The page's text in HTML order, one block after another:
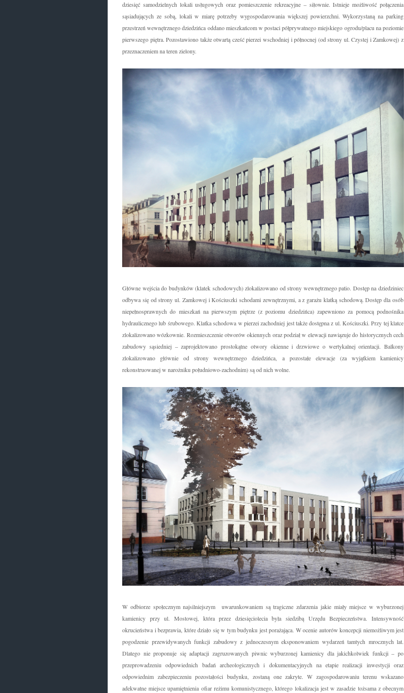
dziesięć samodzielnych lokali usługowych oraz pomieszczenie rekreacyjne – siłownie. Istnieje możliwość połączenia
sąsiadujących ze sobą, lokali w miarę potrzeby wygospodarowania większej powierzchni. Wykorzystaną na parking
przestrzeń wewnętrznego dziedzińca oddano mieszkańcom w postaci półprywatnego miejskiego ogrodu/placu na poziomie
pierwszego piętra. Pozostawiono także otwartą cześć pierzei wschodniej i północnej (od strony ul. Czystej i Zamkowej) z
przeznaczeniem na teren zielony.
Główne wejścia do budynków (klatek schodowych) zlokalizowano od strony wewnętrznego patio. Dostęp na dziedziniec
odbywa się od strony ul. Zamkowej i Kościuszki schodami zewnętrznymi, a z garażu klatką schodową. Dostęp dla osób
niepełnosprawnych do mieszkań na pierwszym piętrze (z poziomu dziedzińca) zapewniono za pomocą podnośnika
hydraulicznego lub śrubowego. Klatka schodowa w pierzei zachodniej jest także dostępna z ul. Kościuszki. Przy tej klatce
zlokalizowano wózkownie. Rozmieszczenie otworów okiennych oraz podział w elewacji nawiązuje do historycznych cech
zabudowy sąsiedniej – zaprojektowano prostokątne otwory okienne i drzwiowe o wertykalnej orientacji. Balkony
zlokalizowano głównie od strony wewnętrznego dziedzińca, a pozostałe elewacje (za wyjątkiem kamienicy
rekonstruowanej w narożniku południowo-zachodnim) są od nich wolne.
W odbiorze społecznym najsilniejszym uwarunkowaniem są tragiczne zdarzenia jakie miały miejsce w wyburzonej
kamienicy przy ul. Mostowej, która przez dziesięciolecia była siedzibą Urzędu Bezpieczeństwa. Intensywność
okrucieństwa i bezprawia, które działo się w tym budynku jest porażająca. W ocenie autorów koncepcji niemożliwym jest
pogodzenie przewidywanych funkcji zabudowy z jednoczesnym eksponowaniem wydarzeń tamtych mrocznych lat.
Dlatego nie proponuje się adaptacji zagruzowanych piwnic wyburzonej kamienicy dla jakichkolwiek funkcji – po
przeprowadzeniu odpowiednich badań archeologicznych i dokumentacyjnych na etapie realizacji inwestycji oraz
odpowiednim zabezpieczeniu pozostałości budynku, zostaną one zakryte. W zagospodarowaniu terenu wskazano
adekwatne miejsce upamiętnienia ofiar reżimu komunistycznego, którego lokalizacja jest w zasadzie tożsama z obecnym